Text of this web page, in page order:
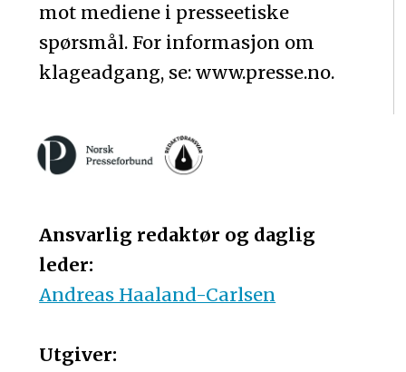
mot mediene i presseetiske
spørsmål. For informasjon om
klageadgang, se: www.presse.no.
Ansvarlig redaktør og daglig
leder:
Andreas Haaland-Carlsen
Utgiver: